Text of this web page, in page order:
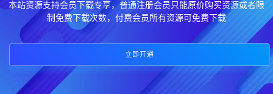
本站资源支持会员下载专享，普通注册会员只能原价购买资源或者限
制免费下载次数，付费会员所有资源可免费下载
立即开通